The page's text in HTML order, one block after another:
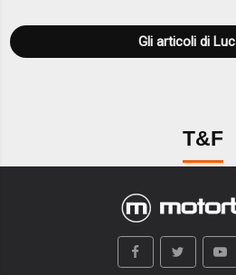
Gli articoli di
T&F